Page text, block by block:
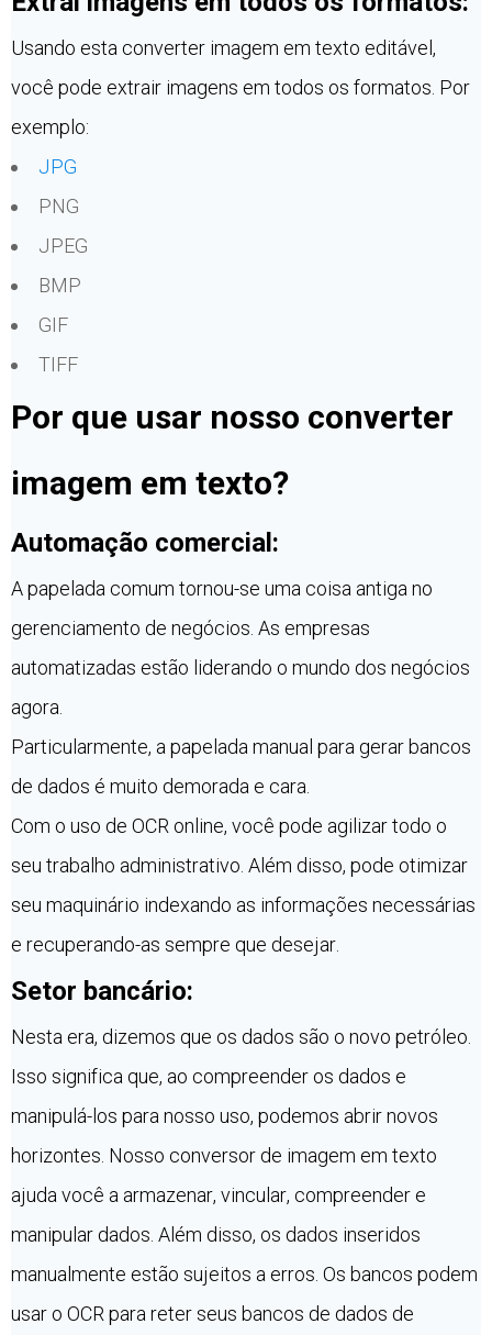
Usando esta converter imagem em texto editável,
você pode extrair imagens em todos os formatos. Por
exemplo:
JPG
PNG
JPEG
BMP
GIF
TIFF
Por que usar nosso converter
imagem em texto?
Automação comercial:
A papelada comum tornou-se uma coisa antiga no
gerenciamento de negócios. As empresas
automatizadas estão liderando o mundo dos negócios
agora.
Particularmente, a papelada manual para gerar bancos
de dados é muito demorada e cara.
Com o uso de OCR online, você pode agilizar todo o
seu trabalho administrativo. Além disso, pode otimizar
seu maquinário indexando as informações necessárias
e recuperando-as sempre que desejar.
Setor bancário:
Nesta era, dizemos que os dados são o novo petróleo.
Isso significa que, ao compreender os dados e
manipulá-los para nosso uso, podemos abrir novos
horizontes. Nosso conversor de imagem em texto
ajuda você a armazenar, vincular, compreender e
manipular dados. Além disso, os dados inseridos
manualmente estão sujeitos a erros. Os bancos podem
usar o OCR para reter seus bancos de dados de